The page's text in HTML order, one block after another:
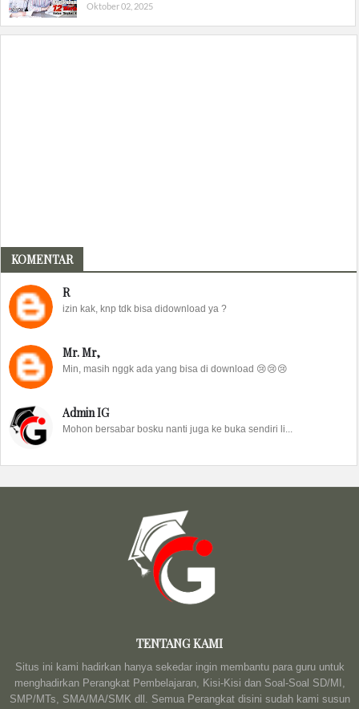
Oktober 02, 2025
KOMENTAR
R
izin kak, knp tdk bisa didownload ya ?
Mr. Mr,
Min, masih nggk ada yang bisa di download 😢😢😢
Admin IG
Mohon bersabar bosku nanti juga ke buka sendiri li...
TENTANG KAMI
Situs ini kami hadirkan hanya sekedar ingin membantu para guru untuk
menghadirkan Perangkat Pembelajaran, Kisi-Kisi dan Soal-Soal SD/MI,
SMP/MTs, SMA/MA/SMK dll. Semua Perangkat disini sudah kami susun